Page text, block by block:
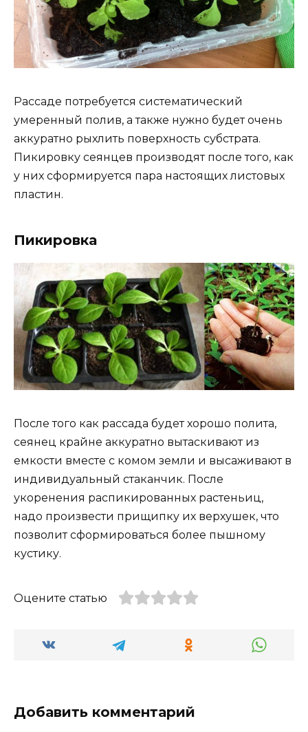
Рассаде потребуется систематический
умеренный полив, а также нужно будет очень
аккуратно рыхлить поверхность субстрата.
Пикировку сеянцев производят после того, как
у них сформируется пара настоящих листовых
пластин.
Пикировка
После того как рассада будет хорошо полита,
сеянец крайне аккуратно вытаскивают из
емкости вместе с комом земли и высаживают в
индивидуальный стаканчик. После
укоренения распикированных растеньиц,
надо произвести прищипку их верхушек, что
позволит сформироваться более пышному
кустику.
Оцените статью
Добавить комментарий